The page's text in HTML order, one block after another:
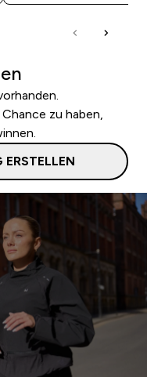
zu haben,
ERSTELLEN